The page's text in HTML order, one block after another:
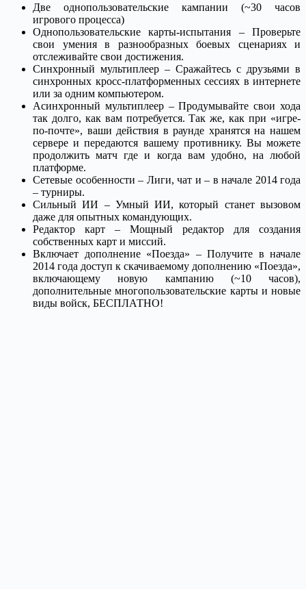
Две однопользовательские кампании (~30 часов
игрового процесса)
Однопользовательские карты-испытания – Проверьте
свои умения в разнообразных боевых сценариях и
отслеживайте свои достижения.
Синхронный мультиплеер – Сражайтесь с друзьями в
синхронных кросс-платформенных сессиях в интернете
или за одним компьютером.
Асинхронный мультиплеер – Продумывайте свои хода
так долго, как вам потребуется. Так же, как при «игре-
по-почте», ваши действия в раунде хранятся на нашем
сервере и передаются вашему противнику. Вы можете
продолжить матч где и когда вам удобно, на любой
платформе.
Сетевые особенности – Лиги, чат и – в начале 2014 года
– турниры.
Сильный ИИ – Умный ИИ, который станет вызовом
даже для опытных командующих.
Редактор карт – Мощный редактор для создания
собственных карт и миссий.
Включает дополнение «Поезда» – Получите в начале
2014 года доступ к скачиваемому дополнению «Поезда»,
включающему новую кампанию (~10 часов),
дополнительные многопользовательские карты и новые
виды войск, БЕСПЛАТНО!